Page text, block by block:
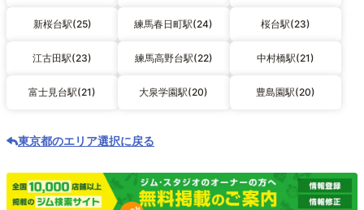
新桜台駅(25) 練馬春日町駅(24) 桜台駅(23)
江古田駅(23) 練馬高野台駅(22) 中村橋駅(21)
富士見台駅(21) 大泉学園駅(20) 豊島園駅(20)
東京都のエリア選択に戻る